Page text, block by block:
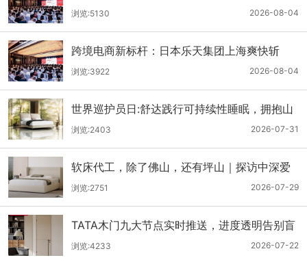
门静音舱内实测逐级降噪差异
2026-08-04
浏览:5130
跨境电商新标杆：日本乐天集团上海爽快斩
获“2026全球化影响力品牌”奖
2026-08-04
浏览:3922
世界巡护员日:舒达践行可持续性睡眠，拥抱山
海长青
2026-07-31
浏览:2403
软床代工，除了佛山，还有坪山｜探访中深爱
的六厂软床ＯＤＭ基地
2026-07-29
浏览:2751
TATA木门九大节点实时推送，进度透明告别盲
等
2026-07-22
浏览:4233